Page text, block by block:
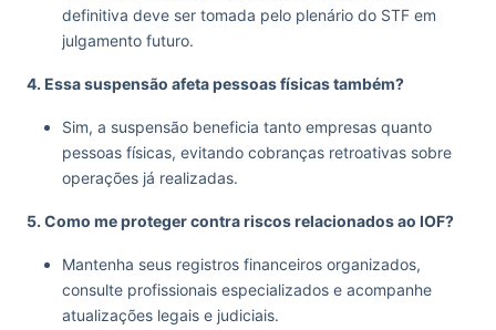
definitiva deve ser tomada pelo plenário do STF em
julgamento futuro.
4. Essa suspensão afeta pessoas físicas também?
Sim, a suspensão beneficia tanto empresas quanto
pessoas físicas, evitando cobranças retroativas sobre
operações já realizadas.
5. Como me proteger contra riscos relacionados ao IOF?
Mantenha seus registros financeiros organizados,
consulte profissionais especializados e acompanhe
atualizações legais e judiciais.